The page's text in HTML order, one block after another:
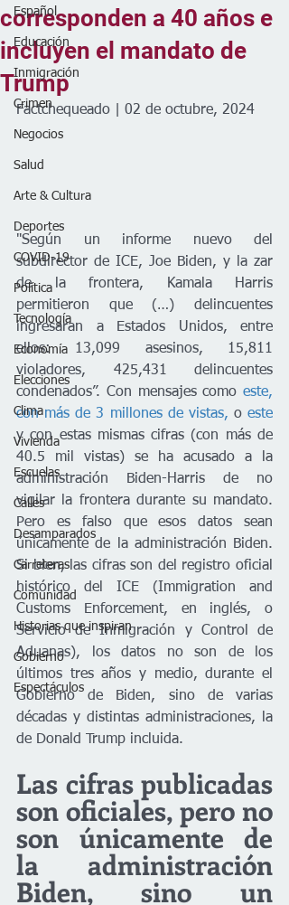
Español
Educación
Inmigración
Crimen
Negocios
Salud
Arte & Cultura
Deportes
COVID-19
Política
Tecnología
Economía
Elecciones
Clima
Vivienda
Escuelas
Calles
Desamparados
Carreteras
Comunidad
Historias que inspiran
Gobierno
Espectáculos
corresponden a 40 años e
incluyen el mandato de
Trump
Factchequeado | 02 de octubre, 2024
"Según un informe nuevo del
subdirector de ICE, Joe Biden, y la zar
de la frontera, Kamala Harris
permitieron que (…) delincuentes
ingresaran a Estados Unidos, entre
ellos: 13,099 asesinos, 15,811
violadores, 425,431 delincuentes
condenados”. Con mensajes como este,
con más de 3 millones de vistas, o este
y con estas mismas cifras (con más de
40.5 mil vistas) se ha acusado a la
administración Biden-Harris de no
vigilar la frontera durante su mandato.
Pero es falso que esos datos sean
únicamente de la administración Biden.
Si bien, las cifras son del registro oficial
histórico del ICE (Immigration and
Customs Enforcement, en inglés, o
Servicio de Inmigración y Control de
Aduanas), los datos no son de los
últimos tres años y medio, durante el
Gobierno de Biden, sino de varias
décadas y distintas administraciones, la
de Donald Trump incluida.
Las cifras publicadas
son oficiales, pero no
son únicamente de
la administración
Biden, sino un